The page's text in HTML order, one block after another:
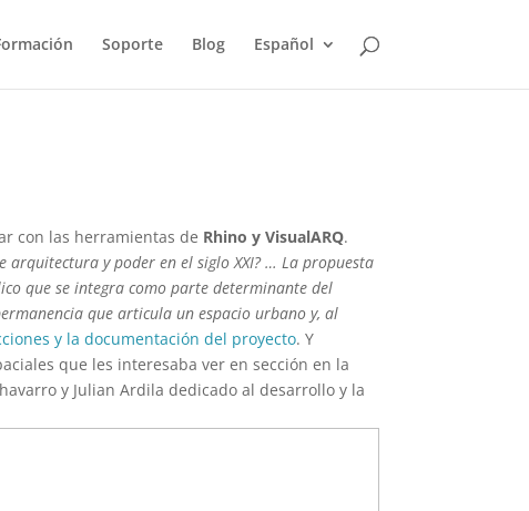
Soporte Blog Español
con las herramientas de Rhino y VisualARQ.
arquitectura y poder en el siglo XXI? … La propuesta
que se integra como parte determinante del
que articula un espacio urbano y, al
y la documentación del proyecto. Y
que les interesaba ver en sección en la
y Julian Ardila dedicado al desarrollo y la